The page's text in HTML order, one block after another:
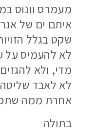
מעמרס וונוס
איתם ים של
שקט בגלל
לא להעמיס על
מדי, ולא
לא לאבד
אחרת ממה
בתולה